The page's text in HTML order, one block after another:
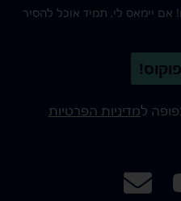
אם יימאס לי, תמיד אוכל להסיר
למדיניות הפרטיות